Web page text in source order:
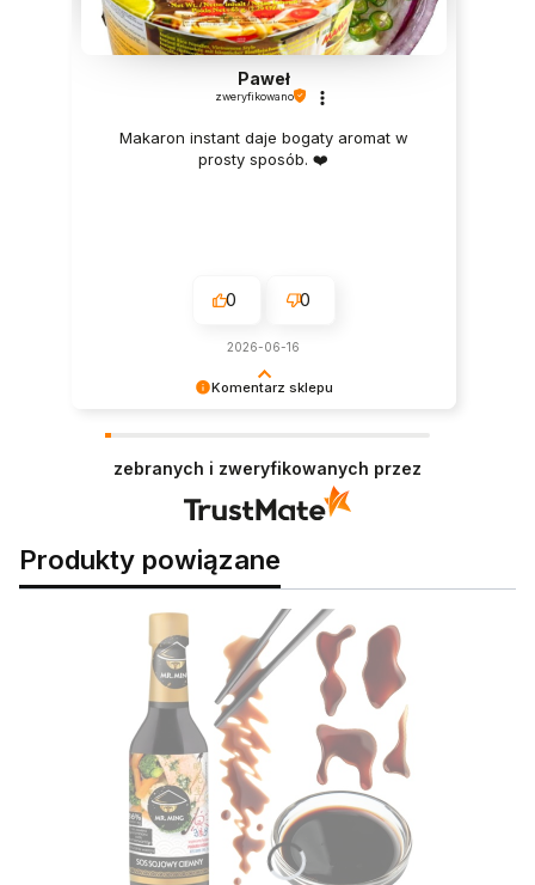
Komentarz sklepu
naszych propozycji. 😉
Paweł
zweryfikowano
Makaron instant daje bogaty aromat w
prosty sposób. ❤️
0 0
2026-06-16
zebranych i zweryfikowanych przez
Produkty powiązane